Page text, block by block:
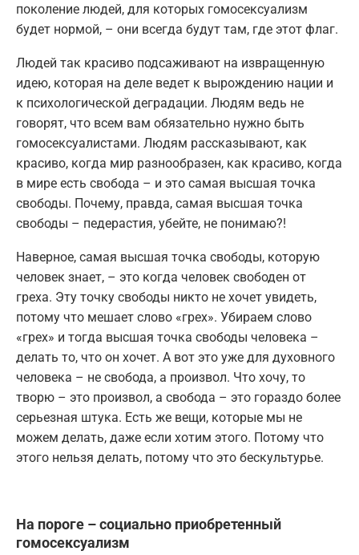
поколение людей, для которых гомосексуализм
будет нормой, – они всегда будут там, где этот флаг.
Людей так красиво подсаживают на извращенную
идею, которая на деле ведет к вырождению нации и
к психологической деградации. Людям ведь не
говорят, что всем вам обязательно нужно быть
гомосексуалистами. Людям рассказывают, как
красиво, когда мир разнообразен, как красиво, когда
в мире есть свобода – и это самая высшая точка
свободы. Почему, правда, самая высшая точка
свободы – педерастия, убейте, не понимаю?!
Наверное, самая высшая точка свободы, которую
человек знает, – это когда человек свободен от
греха. Эту точку свободы никто не хочет увидеть,
потому что мешает слово «грех». Убираем слово
«грех» и тогда высшая точка свободы человека –
делать то, что он хочет. А вот это уже для духовного
человека – не свобода, а произвол. Что хочу, то
творю – это произвол, а свобода – это гораздо более
серьезная штука. Есть же вещи, которые мы не
можем делать, даже если хотим этого. Потому что
этого нельзя делать, потому что это бескультурье.
На пороге – социально приобретенный
гомосексуализм